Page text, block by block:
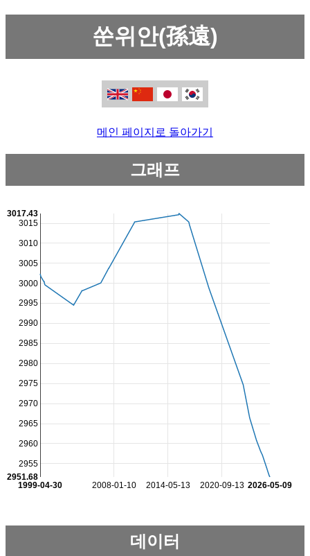
쑨위안(孫遠)
메인 페이지로 돌아가기
그래프
2008-01-10 2014-05-13 2020-09-13
1999-04-30 2026-05-09
2955
2960
2965
2970
2975
2980
2985
2990
2995
3000
3005
3010
3015
2951.68
3017.43
데이터